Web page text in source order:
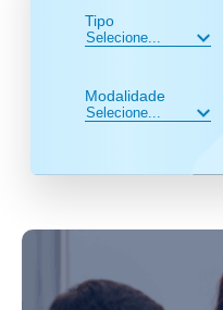
Tipo
Modalidade